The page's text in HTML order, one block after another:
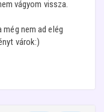
vágyom vissza.
nem ad elég
várok:)